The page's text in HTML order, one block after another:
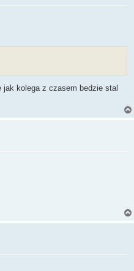
kolega z czasem bedzie stal